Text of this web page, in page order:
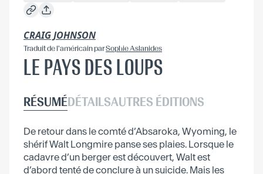
CRAIG JOHNSON
Traduitde l'américainparSophie Aslanides
LE PAYS DES LOUPS
RÉSUMÉDÉTAILSAUTRES ÉDITIONS
De retour dans le comté d’Absaroka, Wyoming, le
shérif Walt Longmire panse ses plaies. Lorsque le
cadavre d’un berger est découvert, Walt est
d’abord tenté de conclure à un suicide. Mais les